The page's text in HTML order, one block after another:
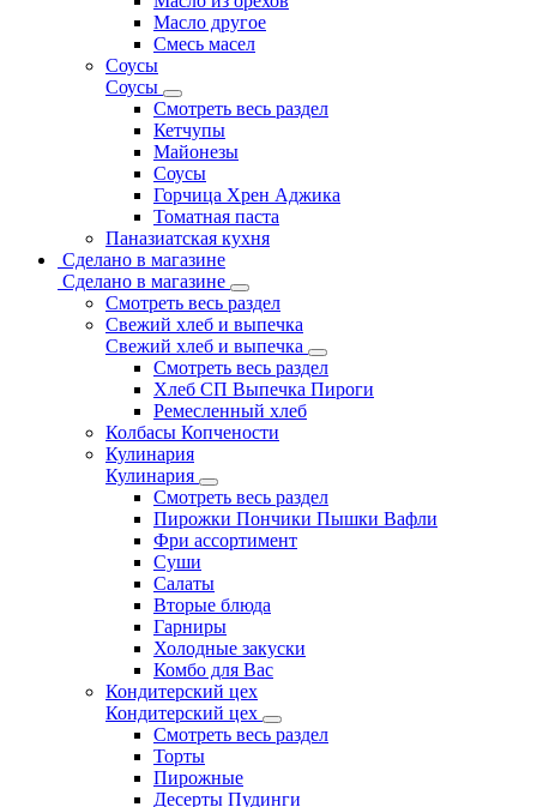
Масло другое
Смесь масел
Соусы
Соусы
Смотреть весь раздел
Кетчупы
Майонезы
Соусы
Горчица Хрен Аджика
Томатная паста
Паназиатская кухня
Сделано в магазине
Сделано в магазине
Смотреть весь раздел
Свежий хлеб и выпечка
Свежий хлеб и выпечка
Смотреть весь раздел
Хлеб СП Выпечка Пироги
Ремесленный хлеб
Колбасы Копчености
Кулинария
Кулинария
Смотреть весь раздел
Пирожки Пончики Пышки Вафли
Фри ассортимент
Суши
Салаты
Вторые блюда
Гарниры
Холодные закуски
Комбо для Вас
Кондитерский цех
Кондитерский цех
Смотреть весь раздел
Торты
Пирожные
Десерты Пудинги